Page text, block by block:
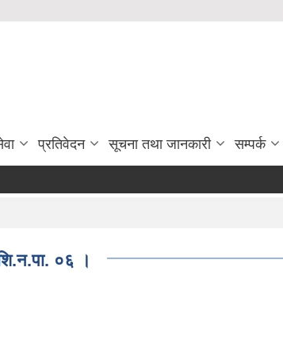
प्रतिवेदन सूचना तथा जानकारी सम्पर्क
०६ ।